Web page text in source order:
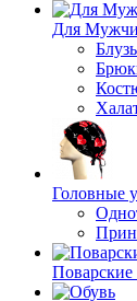
Для
Головные
Поварские